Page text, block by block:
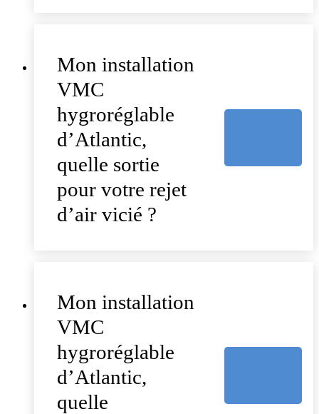
Mon installation
VMC
hygroréglable
d’Atlantic,
quelle sortie
pour votre rejet
d’air vicié ?
Mon installation
VMC
hygroréglable
d’Atlantic,
quelle